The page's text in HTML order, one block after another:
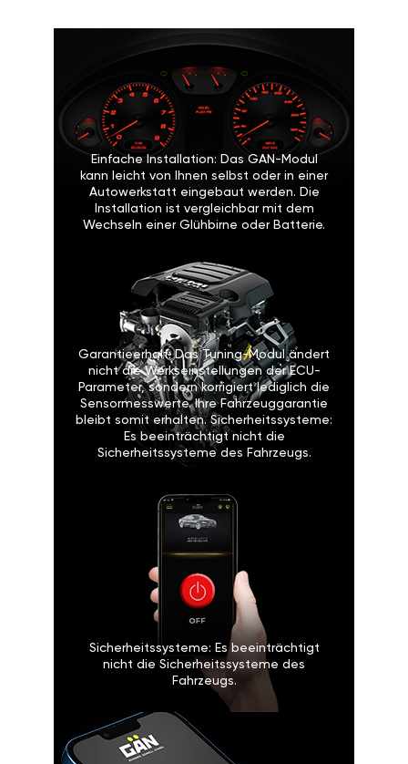
Einfache Installation: Das GAN-Modul
kann leicht von Ihnen selbst oder in einer
Autowerkstatt eingebaut werden. Die
Installation ist vergleichbar mit dem
Wechseln einer Glühbirne oder Batterie.
Garantieerhalt: Das Tuning-Modul ändert
nicht die Werkseinstellungen der ECU-
Parameter, sondern korrigiert lediglich die
Sensormesswerte. Ihre Fahrzeuggarantie
bleibt somit erhalten. Sicherheitssysteme:
Es beeinträchtigt nicht die
Sicherheitssysteme des Fahrzeugs.
Sicherheitssysteme: Es beeinträchtigt
nicht die Sicherheitssysteme des
Fahrzeugs.